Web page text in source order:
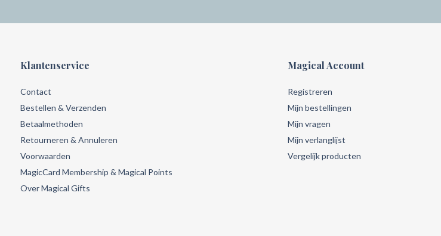
Klantenservice
Contact
Bestellen & Verzenden
Betaalmethoden
Retourneren & Annuleren
Voorwaarden
MagicCard Membership & Magical Points
Over Magical Gifts
Magical Account
Registreren
Mijn bestellingen
Mijn vragen
Mijn verlanglijst
Vergelijk producten